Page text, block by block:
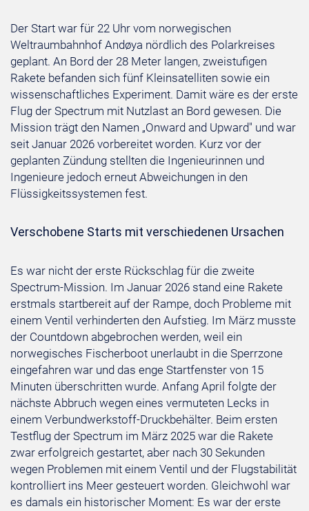
Der Start war für 22 Uhr vom norwegischen
Weltraumbahnhof Andøya nördlich des Polarkreises
geplant. An Bord der 28 Meter langen, zweistufigen
Rakete befanden sich fünf Kleinsatelliten sowie ein
wissenschaftliches Experiment. Damit wäre es der erste
Flug der Spectrum mit Nutzlast an Bord gewesen. Die
Mission trägt den Namen „Onward and Upward" und war
seit Januar 2026 vorbereitet worden. Kurz vor der
geplanten Zündung stellten die Ingenieurinnen und
Ingenieure jedoch erneut Abweichungen in den
Flüssigkeitssystemen fest.
Verschobene Starts mit verschiedenen Ursachen
Es war nicht der erste Rückschlag für die zweite
Spectrum-Mission. Im Januar 2026 stand eine Rakete
erstmals startbereit auf der Rampe, doch Probleme mit
einem Ventil verhinderten den Aufstieg. Im März musste
der Countdown abgebrochen werden, weil ein
norwegisches Fischerboot unerlaubt in die Sperrzone
eingefahren war und das enge Startfenster von 15
Minuten überschritten wurde. Anfang April folgte der
nächste Abbruch wegen eines vermuteten Lecks in
einem Verbundwerkstoff-Druckbehälter. Beim ersten
Testflug der Spectrum im März 2025 war die Rakete
zwar erfolgreich gestartet, aber nach 30 Sekunden
wegen Problemen mit einem Ventil und der Flugstabilität
kontrolliert ins Meer gesteuert worden. Gleichwohl war
es damals ein historischer Moment: Es war der erste